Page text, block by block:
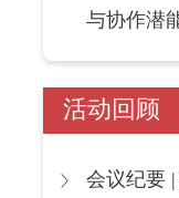
与协作潜
活动回顾
会议纪要